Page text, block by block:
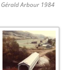
Gérald Arbour 1984